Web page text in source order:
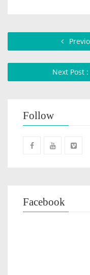
Next Post
Follow
Facebook